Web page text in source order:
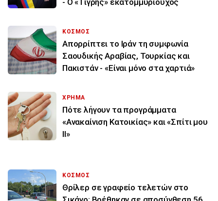
ΚΟΣΜΟΣ
Απορρίπτει το Ιράν τη συμφωνία
Σαουδικής Αραβίας, Τουρκίας και
Πακιστάν - «Είναι μόνο στα χαρτιά»
ΧΡΗΜΑ
Πότε λήγουν τα προγράμματα
«Ανακαίνιση Κατοικίας» και «Σπίτι μου
ΙΙ»
ΚΟΣΜΟΣ
Θρίλερ σε γραφείο τελετών στο